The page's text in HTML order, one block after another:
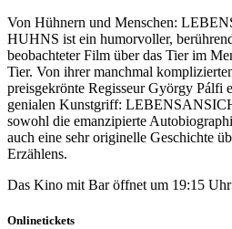
Von Hühnern und Menschen:
HUHNS ist ein humorvoller,
beobachteter Film über das Tier im
Tier. Von ihrer manchmal
preisgekrönte Regisseur György Pálfi
genialen Kunstgriff:
sowohl die emanzipierte
auch eine sehr originelle Geschichte
Erzählens.
Das Kino mit Bar öffnet um 19:15 Uhr
Onlinetickets